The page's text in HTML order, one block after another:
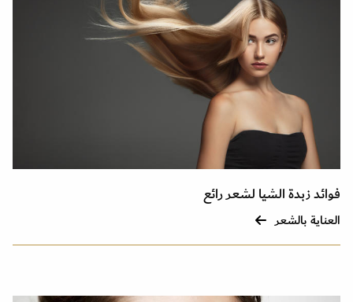
فوائد زبدة الشيا لشعر رائع
العناية بالشعر